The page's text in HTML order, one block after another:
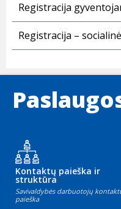
Registracija
Registracija –
Kontaktų paieška ir
struktūra
Savivaldybės darbuotojų
paieška